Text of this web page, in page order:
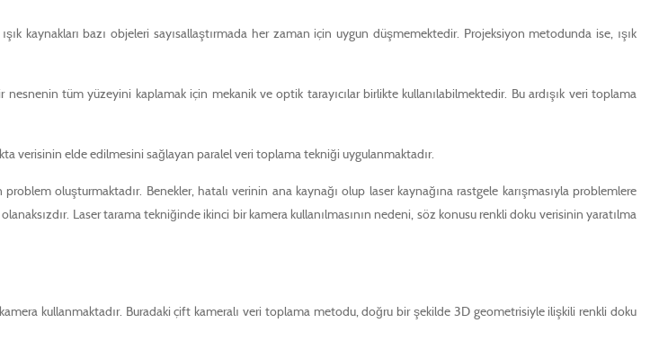
kaynakları bazı objeleri sayısallaştırmada her zaman için uygun düşmemektedir. Projeksiyon metodunda ise, ışık
tüm yüzeyini kaplamak için mekanik ve optik tarayıcılar birlikte kullanılabilmektedir. Bu ardışık veri toplama
verisinin elde edilmesini sağlayan paralel veri toplama tekniği uygulanmaktadır.
oluşturmaktadır. Benekler, hatalı verinin ana kaynağı olup laser kaynağına rastgele karışmasıyla problemlere
Laser tarama tekniğinde ikinci bir kamera kullanılmasının nedeni, söz konusu renkli doku verisinin yaratılma
kullanmaktadır. Buradaki çift kameralı veri toplama metodu, doğru bir şekilde 3D geometrisiyle ilişkili renkli doku